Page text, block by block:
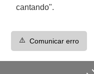
cantando".
⚠️ Comunicar erro